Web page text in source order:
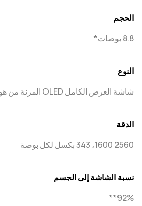
الحجم
8.8 بوصات*
النوع
شاشة العرض الكامل OLED المرنة من هواوي
الدقة
2560 1600، 343 بكسل لكل بوصة
نسبة الشاشة إلى الجسم
92%**